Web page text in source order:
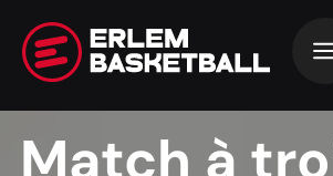
Match à